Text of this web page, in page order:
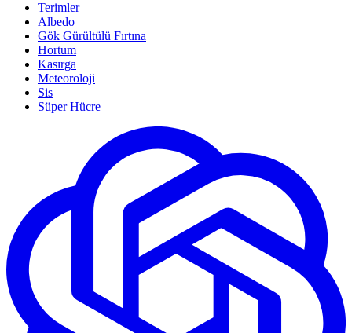
Terimler
Albedo
Gök Gürültülü Fırtına
Hortum
Kasırga
Meteoroloji
Sis
Süper Hücre